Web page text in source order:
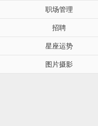
职场管理
招聘
星座运势
图片摄影